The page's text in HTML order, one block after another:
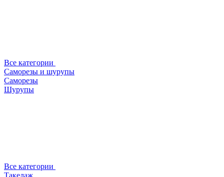
Все категории
Саморезы и шурупы
Саморезы
Шурупы
Все категории
Такелаж